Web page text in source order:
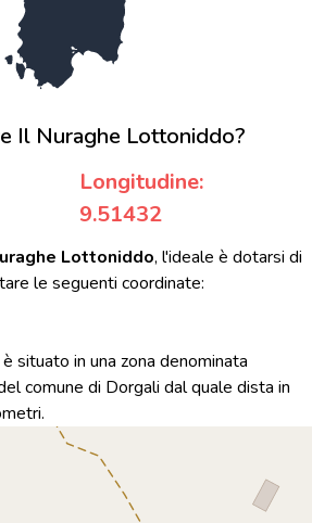
Il Nuraghe Lottoniddo?
Longitudine:
9.51432
Lottoniddo, l'ideale è dotarsi di
le seguenti coordinate:
situato in una zona denominata
comune di Dorgali dal quale dista in